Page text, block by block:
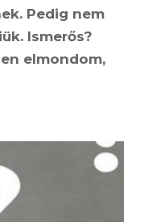
Pedig nem
Ismerős?
elmondom,